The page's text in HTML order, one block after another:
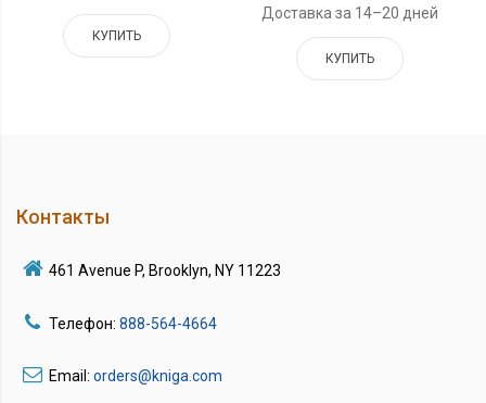
КУПИТЬ
Доставка за 14–20 дней
КУПИТЬ
Контакты
461 Avenue P, Brooklyn, NY 11223
Телефон: 888-564-4664
Email: orders@kniga.com